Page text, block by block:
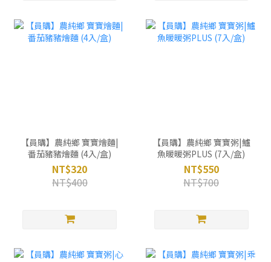
【員購】農純鄉 寶寶燴麵|
番茄豬豬燴麵 (4入/盒)
NT$320
NT$400
【員購】農純鄉 寶寶粥|鱸
魚暖暖粥PLUS (7入/盒)
NT$550
NT$700